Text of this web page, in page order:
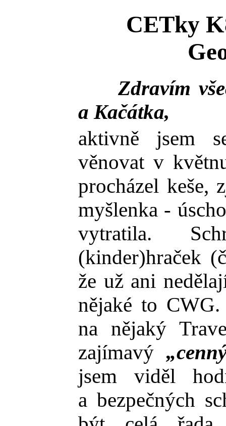
CETky
Zdravím
a Kačátka,
aktivně jsem
věnovat v
procházel keše,
myšlenka -
vytratila.
(kinder)hraček
že už ani
nějaké to
na nějaký
zajímavý
jsem viděl
a bezpečných